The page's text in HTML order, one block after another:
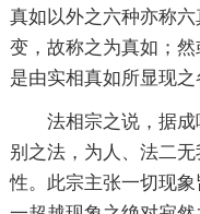
真如以外之六种亦称
变，故称之为真如；
是由实相真如所显现之
法相宗之说，据成
别之法，为人、法二
性。此宗主张一切现